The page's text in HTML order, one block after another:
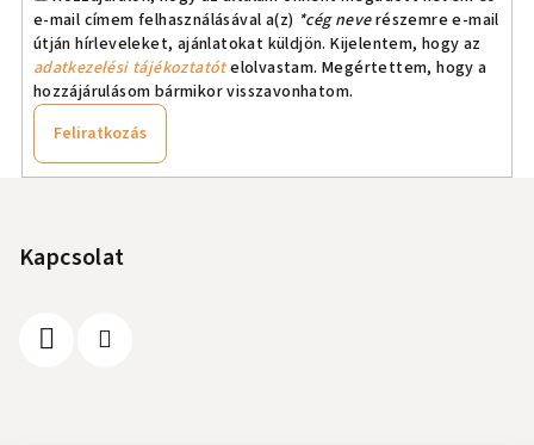
e-mail címem felhasználásával a(z) *cég neverészemre e-mail
útján hírleveleket, ajánlatokat küldjön. Kijelentem, hogy az
adatkezelési tájékoztatótelolvastam. Megértettem, hogy a
hozzájárulásom bármikor visszavonhatom.
Feliratkozás
Kapcsolat